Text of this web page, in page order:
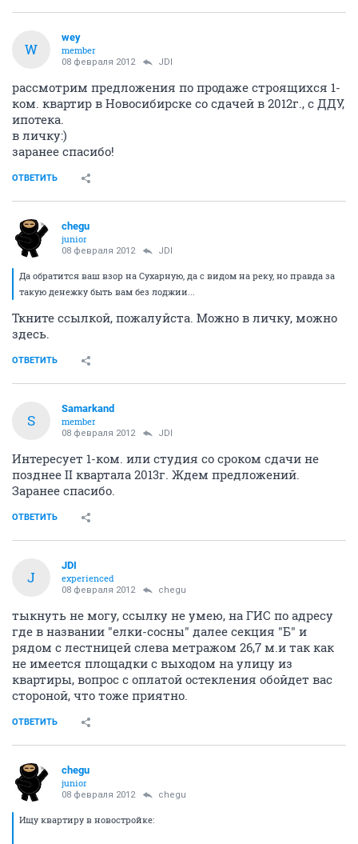
W
wey
member
08 февраля 2012 JDI
рассмотрим предложения по продаже строящихся 1-
ком. квартир в Новосибирске со сдачей в 2012г., с ДДУ,
ипотека.
в личку:)
заранее спасибо!
ОТВЕТИТЬ
chegu
junior
08 февраля 2012 JDI
Да обратится ваш взор на Сухарную, да с видом на реку, но правда за
такую денежку быть вам без лоджии...
Ткните ссылкой, пожалуйста. Можно в личку, можно
здесь.
ОТВЕТИТЬ
S
Samarkand
member
08 февраля 2012 JDI
Интересует 1-ком. или студия со сроком сдачи не
позднее II квартала 2013г. Ждем предложений.
Заранее спасибо.
ОТВЕТИТЬ
J
JDI
experienced
08 февраля 2012 chegu
тыкнуть не могу, ссылку не умею, на ГИС по адресу
где в названии "елки-сосны" далее секция "Б" и
рядом с лестницей слева метражом 26,7 м.и так как
не имеется площадки с выходом на улицу из
квартиры, вопрос с оплатой остекления обойдет вас
стороной, что тоже приятно.
ОТВЕТИТЬ
chegu
junior
08 февраля 2012 chegu
Ищу квартиру в новостройке: